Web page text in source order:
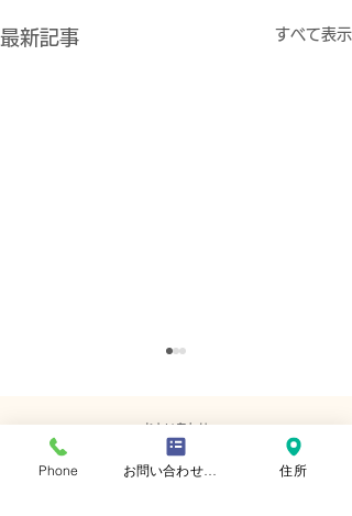
最新記事 すべて表示
​おといあわせ
お問い合わせ
Phone お問い合わせフォーム 住所